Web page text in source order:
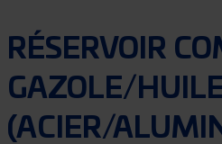
RÉSERVOIR
GAZOLE/
(ACIER/